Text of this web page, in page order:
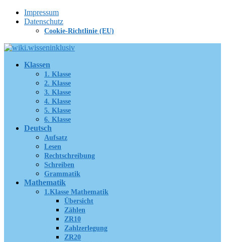
Zum
Inhalt
Impressum
Datenschutz
Cookie-Richtlinie (EU)
Klassen
1. Klasse
2. Klasse
3. Klasse
4. Klasse
5. Klasse
6. Klasse
Deutsch
Aufsatz
Lesen
Rechtschreibung
Schreiben
Grammatik
Mathematik
1.Klasse Mathematik
Übersicht
Zählen
ZR10
Zahlzerlegung
ZR20